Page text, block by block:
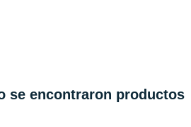
se encontraron productos